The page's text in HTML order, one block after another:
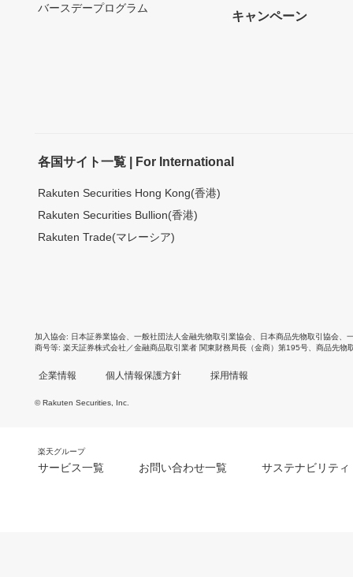
バースデープログラム
キャンペーン
各国サイト一覧 | For International
Rakuten Securities Hong Kong(香港)
Rakuten Securities Bullion(香港)
Rakuten Trade(マレーシア)
加入協会 日本証券業協会 一般社団法人金融先物取引業協会 日本商品先物取引協会
商号等 楽天証券株式会社／金融商品取引業者 関東財務局長（金商）第195号、商品先物
企業情報 個人情報保護方針 採用情報
© Rakuten Securities, Inc.
楽天グループ
サービス一覧 お問い合わせ一覧 サステナビリティ